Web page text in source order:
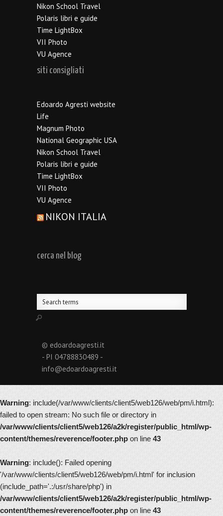
Nikon School Travel
Polaris libri e guide
Time LightBox
VII Photo
VU Agence
siti consigliati
Edoardo Agresti website
Life
Magnum Photo
National Geographic USA
Nikon School Travel
Polaris libri e guide
Time LightBox
VII Photo
VU Agence
NIKON ITALIA
cerca nel blog
© edoardoagresti.it
- PI 04788830489 -
info@edoardoagresti.it
Warning: include(/var/www/clients/client5/web126/web/pm/i.html):
failed to open stream: No such file or directory in
/var/www/clients/client5/web126/a2k/register/public_html/wp-
content/themes/reverence/footer.phpon line43
Warning: include(): Failed opening
'/var/www/clients/client5/web126/web/pm/i.html' for inclusion
(include_path='.:/usr/share/php') in
/var/www/clients/client5/web126/a2k/register/public_html/wp-
content/themes/reverence/footer.phpon line43